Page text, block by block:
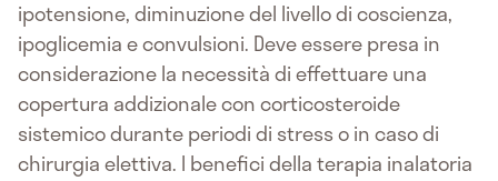
ipotensione, diminuzione del livello di coscienza,
ipoglicemia e convulsioni. Deve essere presa in
considerazione la necessità di effettuare una
copertura addizionale con corticosteroide
sistemico durante periodi di stress o in caso di
chirurgia elettiva. I benefici della terapia inalatoria